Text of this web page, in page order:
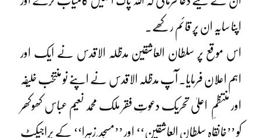
اپنا سایہ ان پر قائم رکھے۔
اس موقع پر سلطان العاشقین مدظلہ الاقدس نے ایک اور
اہم اعلان فرمایا۔ آپ مدظلہ الاقدس نے اپنے نو منتخب خلیفہ
اور منتظمِ اعلیٰ تحریک دعوتِ فقر ملک محمد نعیم عباس کھوکھر
کو ’’خانقاہ سلطان العاشقین‘‘ اور ’’مسجد ِ زہرا‘‘ کے پراجیکٹ